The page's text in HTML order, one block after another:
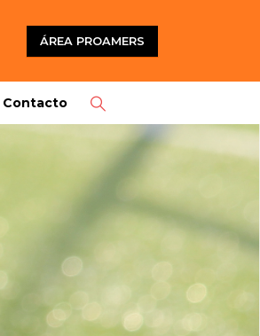
ÁREA PROAMERS
Contacto